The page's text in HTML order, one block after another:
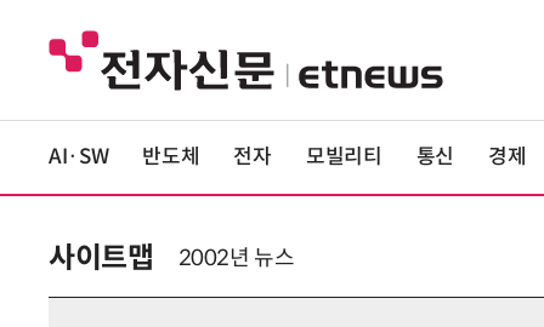
AI·SW 반도체 전자 모빌리티 통신 경제
사이트맵 2002년 뉴스